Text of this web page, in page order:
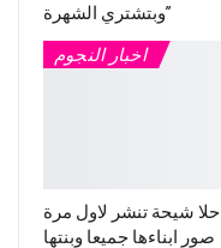
وبتشتري الشهرة”
اخبار النجوم
حلا شيحة تنشر لاول مرة
صور ابناءها جميعا وبنتها